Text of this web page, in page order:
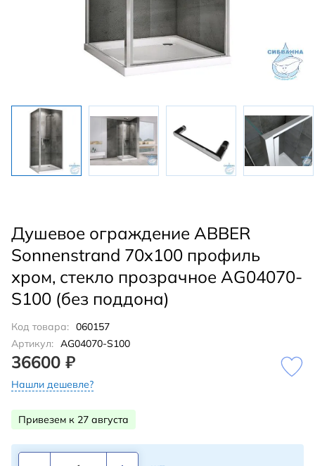
Душевое ограждение ABBER
Sonnenstrand 70x100 профиль
хром, стекло прозрачное AG04070-
S100 (без поддона)
Код товара: 060157
Артикул: AG04070-S100
36600 ₽
Нашли дешевле?
Привезем к 27 августа